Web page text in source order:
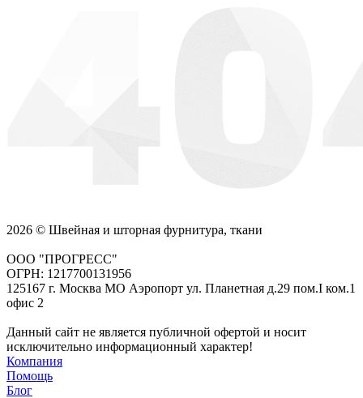
2026 © Швейная и шторная фурнитура, ткани
ООО "ПРОГРЕСС"
ОГРН: 1217700131956
125167 г. Москва МО Аэропорт ул. Планетная д.29 пом.I ком.1
офис 2
Данный сайт не является публичной офертой и носит
исключительно информационный характер!
Компания
Помощь
Блог